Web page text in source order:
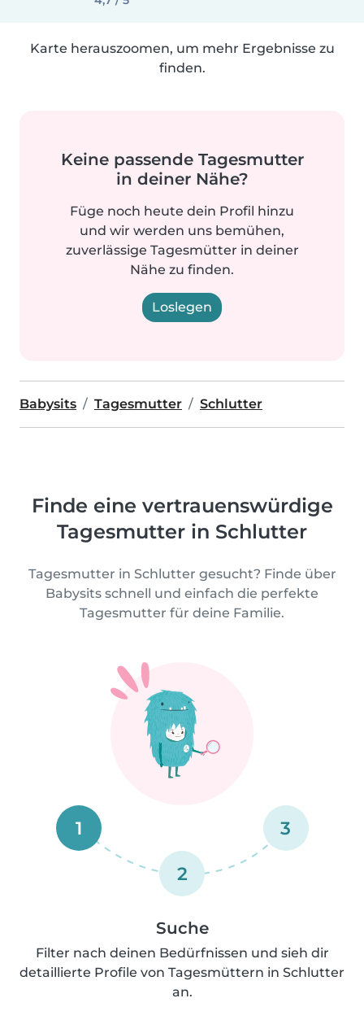
Karte herauszoomen, um mehr Ergebnisse zu
finden.
Keine passende Tagesmutter
in deiner Nähe?
Füge noch heute dein Profil hinzu
und wir werden uns bemühen,
zuverlässige Tagesmütter in deiner
Nähe zu finden.
Loslegen
Babysits Tagesmutter Schlutter
Finde eine vertrauenswürdige
Tagesmutter in Schlutter
Tagesmutter in Schlutter gesucht? Finde über
Babysits schnell und einfach die perfekte
Tagesmutter für deine Familie.
1
2
3
Suche
Filter nach deinen Bedürfnissen und sieh dir
detaillierte Profile von Tagesmüttern in Schlutter
an.